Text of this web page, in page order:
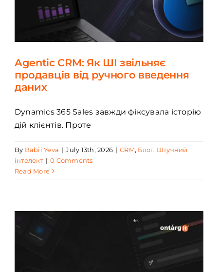
Agentic CRM: Як ШІ звільняє
продавців від ручного введення
даних
Dynamics 365 Sales завжди фіксувала історію
дій клієнтів. Проте
By Babii Yeva | July 13th, 2026 | CRM, Блог, Штучний
інтелект | 0 Comments
Read More